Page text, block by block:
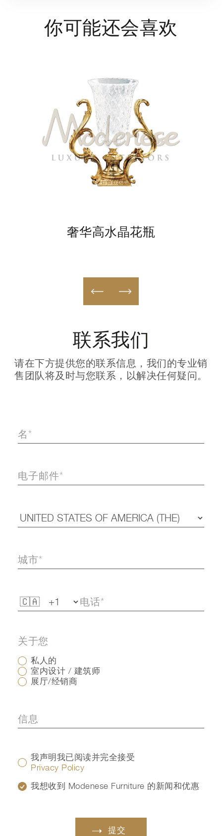
你可能还会喜欢
奢华高水晶花瓶
联系我们
请在下方提供您的联系信息，我们的专业销
售团队将及时与您联系，以解决任何疑问。
关于您
私人的
室内设计 / 建筑师
展厅/经销商
我声明我已阅读并完全接受
Privacy Policy
我想收到 Modenese Furniture 的新闻和优惠
提交